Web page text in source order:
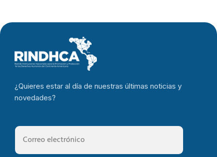
¿Quieres estar al día de nuestras últimas noticias y
novedades?